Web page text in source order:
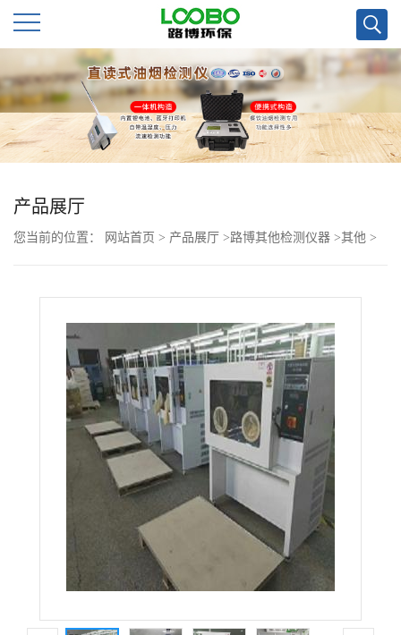
公
司
首
页
公
产品展厅
您当前的位置： 网站首页 > 产品展厅 >路博其他检测仪器 >其他 >